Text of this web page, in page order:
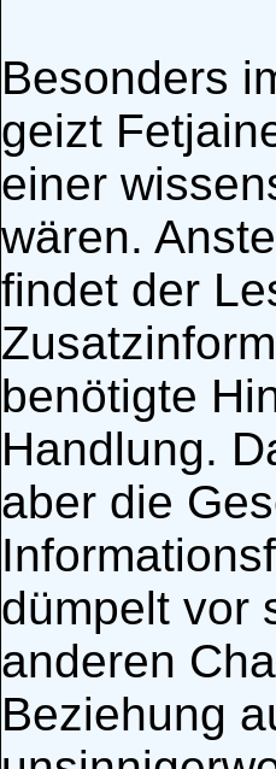
Besonders
geizt
einer
wären.
findet der
benötigte
Handlung.
aber die
dümpelt vor
anderen
Beziehung